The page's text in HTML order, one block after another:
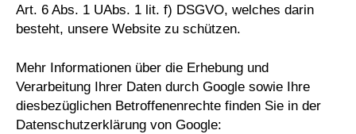
Art. 6 Abs. 1 UAbs. 1 lit. f) DSGVO, welches darin
besteht, unsere Website zu schützen.
Mehr Informationen über die Erhebung und
Verarbeitung Ihrer Daten durch Google sowie Ihre
diesbezüglichen Betroffenenrechte finden Sie in der
Datenschutzerklärung von Google: